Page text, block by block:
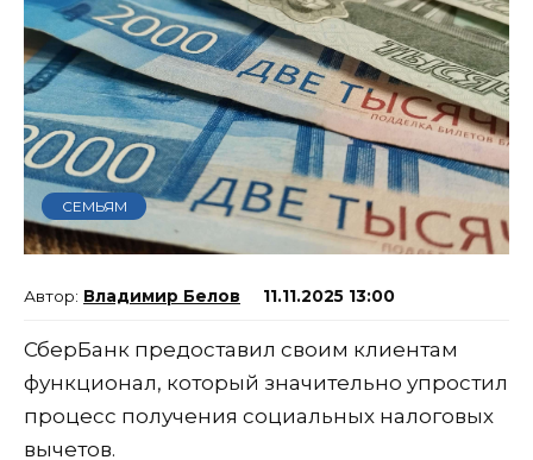
СЕМЬЯМ
Владимир Белов 11.11.2025 13:00
СберБанк предоставил своим клиентам
функционал, который значительно упростил
процесс получения социальных налоговых
вычетов.